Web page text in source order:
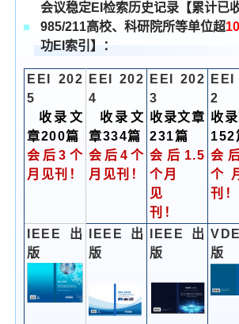
会议稳定EI检索历史记录【累计已
985/211高校、科研院所等单位超
功EI索引】：
EEI 202
5
收录文
章200篇
会后3个
月见刊！
EEI 202
4
收录文
章334篇
会后4个
月见刊！
EEI 202
3
收录文章
231篇
会后1.5
个月
见
刊！
2
收
152
会
个
刊！
IEEE出
版
IEEE出
版
IEEE出
版
版